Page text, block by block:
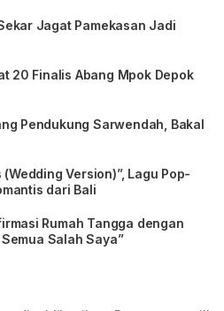
Jagat Pamekasan Jadi
20 Finalis Abang Mpok Depok
Pendukung Sarwendah, Bakal
Version)”, Lagu Pop-
dari Bali
Rumah Tangga dengan
Salah Saya”